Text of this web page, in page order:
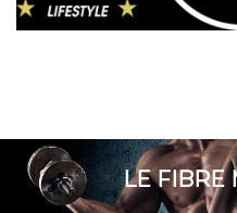
LE FIBRE